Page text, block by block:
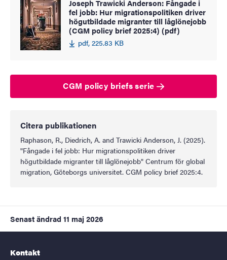
Joseph Trawicki Anderson: Fångade i
fel jobb: Hur migrationspolitiken driver
högutbildade migranter till låglönejobb
(CGM policy brief 2025:4) (pdf)
pdf, 225.83 KB
CGM policy briefs serie
Citera publikationen
Raphason, R., Diedrich, A. and Trawicki Anderson, J. (2025).
"Fångade i fel jobb: Hur migrationspolitiken driver
högutbildade migranter till låglönejobb" Centrum för global
migration, Göteborgs universitet. CGM policy brief 2025:4.
Senast ändrad 11 maj 2026
Kontakt